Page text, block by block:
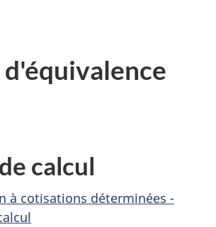
calcul
à cotisations déterminées -